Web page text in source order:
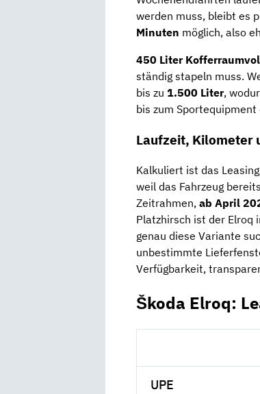
werden muss, bleibt es
Minuten möglich, also
450 Liter
ständig stapeln muss.
bis zu 1.500 Liter,
bis zum
Laufzeit, Kilometer
Kalkuliert ist das
weil das Fahrzeug
Zeitrahmen, ab April
Platzhirsch ist der Elroq
genau diese Variante
unbestimmte
Verfügbarkeit,
Škoda Elroq:
UPE